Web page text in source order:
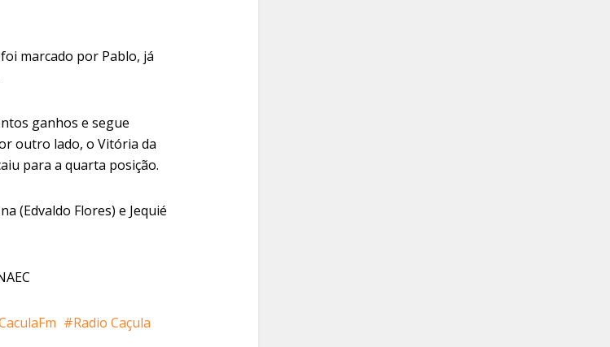
marcado por Pablo, já
ganhos e segue
outro lado, o Vitória da
para a quarta posição.
(Edvaldo Flores) e Jequié
Radio Caçula